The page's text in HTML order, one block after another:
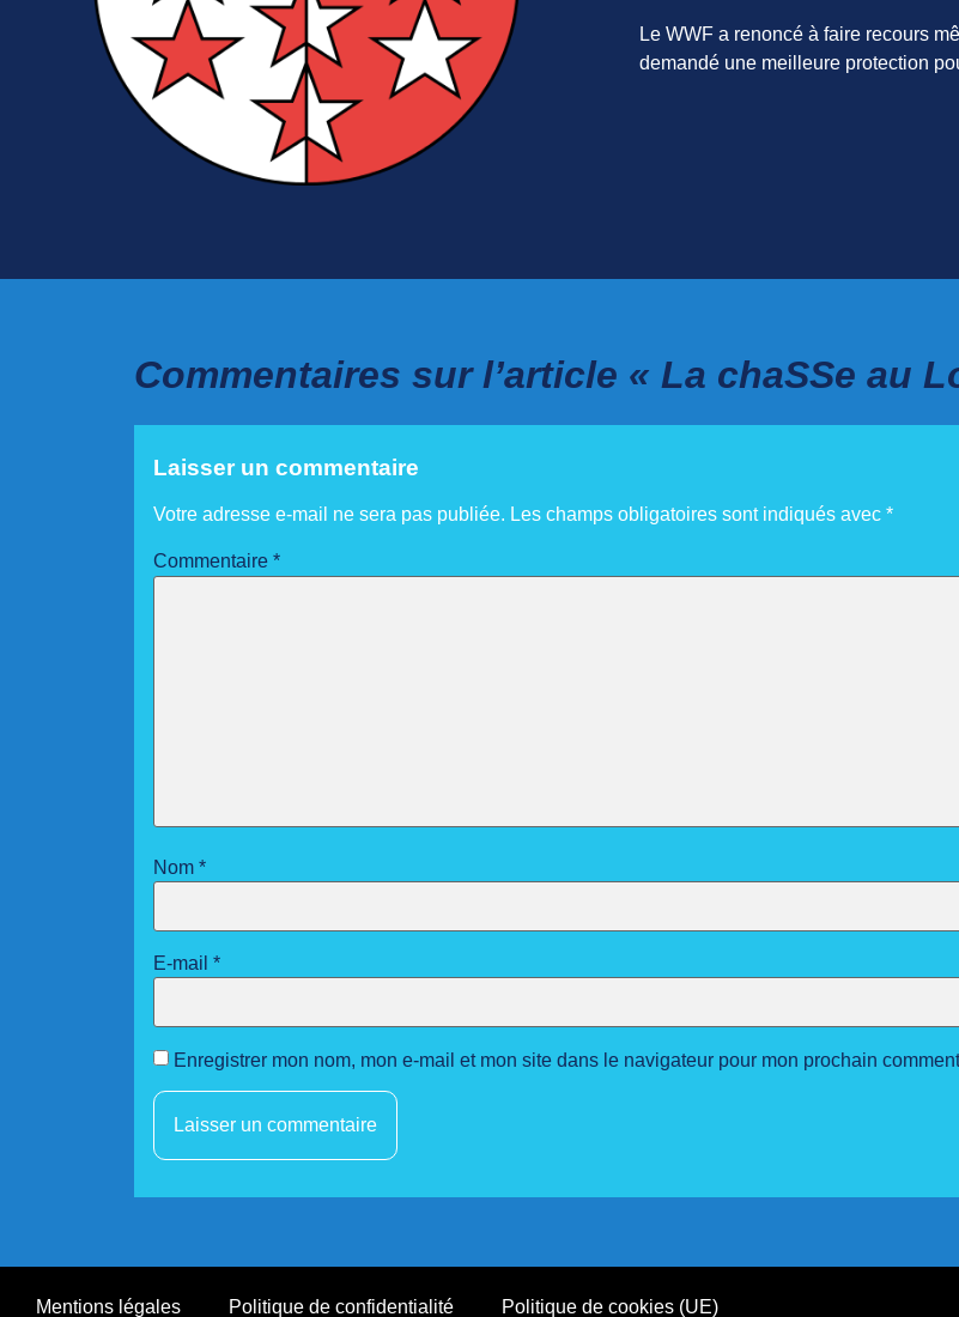
Le WWF a renoncé à faire recours
demandé une meilleure protection
Commentaires sur l’article « La chaSSe au
Laisser un commentaire
Votre adresse e-mail ne sera pas publiée. Les champs obligatoires sont indiqués avec *
Commentaire *
Nom *
E-mail *
Enregistrer mon nom, mon e-mail et mon site dans le navigateur pour mon prochain
Mentions légales Politique de confidentialité Politique de cookies (UE)